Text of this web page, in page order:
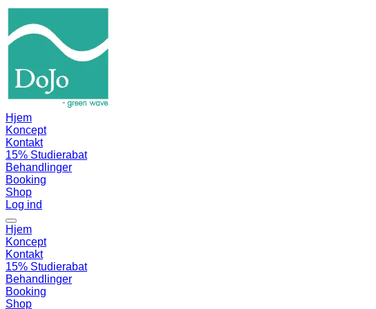
Hjem
Koncept
Kontakt
15% Studierabat
Behandlinger
Booking
Shop
Log ind
Hjem
Koncept
Kontakt
15% Studierabat
Behandlinger
Booking
Shop